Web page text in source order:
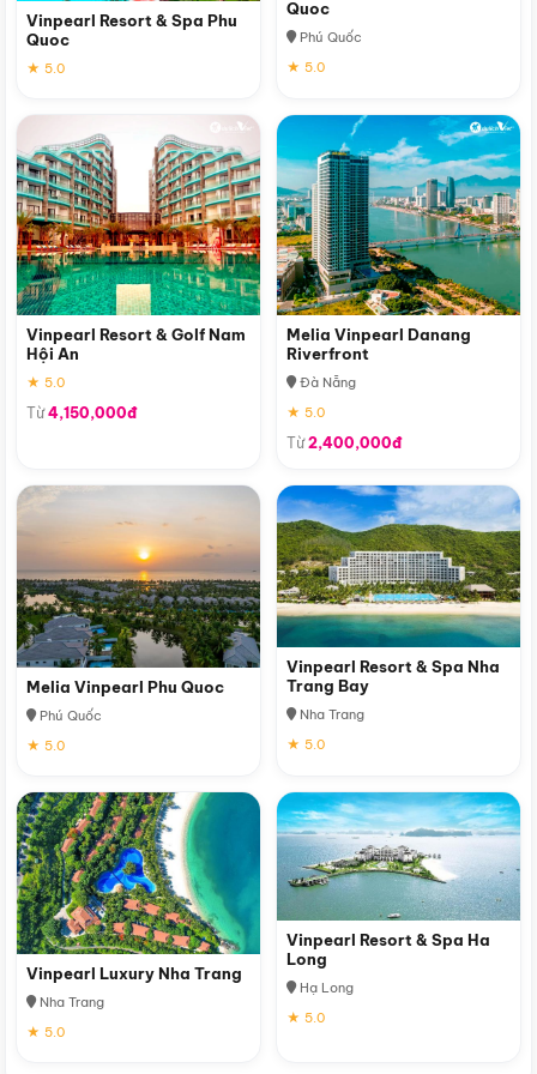
Vinpearl Resort & Spa Phu
Quoc
★ 5.0
Quoc
Phú Quốc
★ 5.0
Vinpearl Resort & Golf Nam
Hội An
★ 5.0
Từ4,150,000đ
Melia Vinpearl Danang
Riverfront
Đà Nẵng
★ 5.0
Từ2,400,000đ
Melia Vinpearl Phu Quoc
Phú Quốc
★ 5.0
Vinpearl Resort & Spa Nha
Trang Bay
Nha Trang
★ 5.0
Vinpearl Luxury Nha Trang
Nha Trang
★ 5.0
Vinpearl Resort & Spa Ha
Long
Hạ Long
★ 5.0